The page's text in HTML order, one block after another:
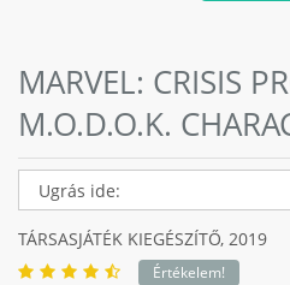
MARVEL: CRISIS
M.O.D.O.K.
TÁRSASJÁTÉK KIEGÉSZÍTŐ, 2019
Értékelem!